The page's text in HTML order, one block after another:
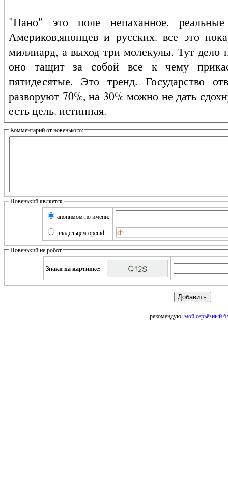
"Нано" это поле непаханное.
Америков,японцев и русских. все это
миллиард, а выход три молекулы. Тут дело
оно тащит за собой все к чему
пятидесятые. Это тренд. Государство
разворуют 70%, на 30% можно не дать
есть цель. истинная.
Комментарий от новенького:
Новенький является
анонимом по имени:
владельцем openid:
Новенький не робот
Знаки на картинке:
рекомендую: мой серьёзный